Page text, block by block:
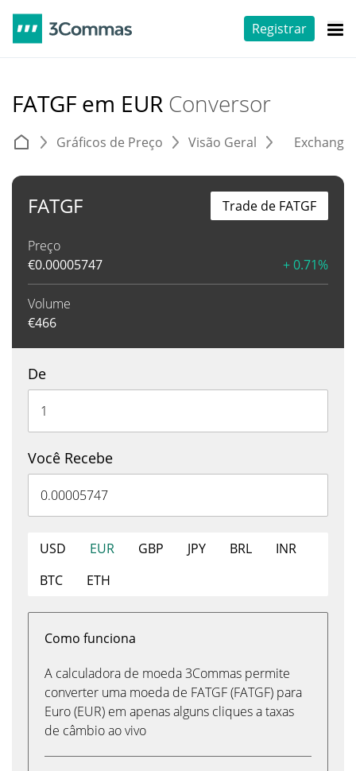
Registrar
FATGF em EUR Conversor
Gráficos de Preço Visão Geral
FATGF
Preço
€0.00005747 + 0.71%
Volume
€466
Trade de FATGF
De
Você Recebe
USD EUR GBP JPY BRL
INR
BTC
ETH
Como funciona
A calculadora de moeda 3Commas permite
converter uma moeda de FATGF (FATGF) para
Euro (EUR) em apenas alguns cliques a taxas
de câmbio ao vivo